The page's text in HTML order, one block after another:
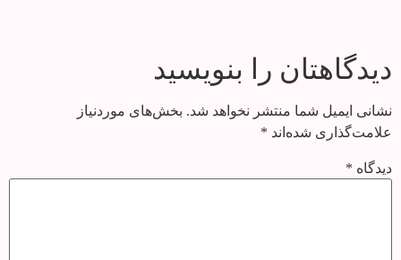
دیدگاهتان را بنویسید
نشانی ایمیل شما منتشر نخواهد شد. بخش‌های موردنیاز
علامت‌گذاری شده‌اند *
دیدگاه *